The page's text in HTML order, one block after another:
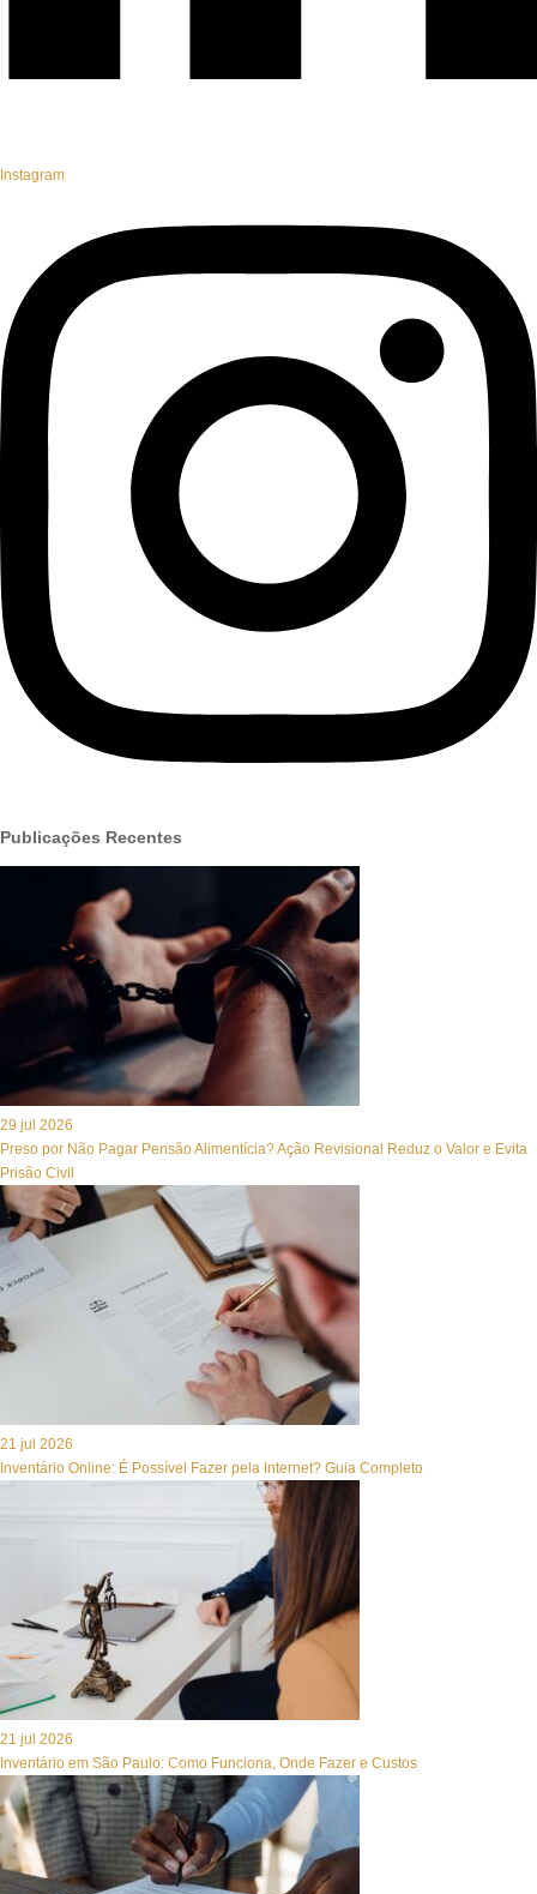
Instagram
Publicações Recentes
29 jul 2026
Preso por Não Pagar Pensão Alimentícia? Ação Revisional Reduz o Valor e Evita
Prisão Civil
21 jul 2026
Inventário Online: É Possível Fazer pela Internet? Guia Completo
21 jul 2026
Inventário em São Paulo: Como Funciona, Onde Fazer e Custos